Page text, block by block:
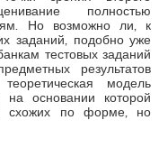
полностью
Но возможно ли, к
заданий, подобно уже
тестовых заданий
результатов
модель
основании которой
схожих по форме, но